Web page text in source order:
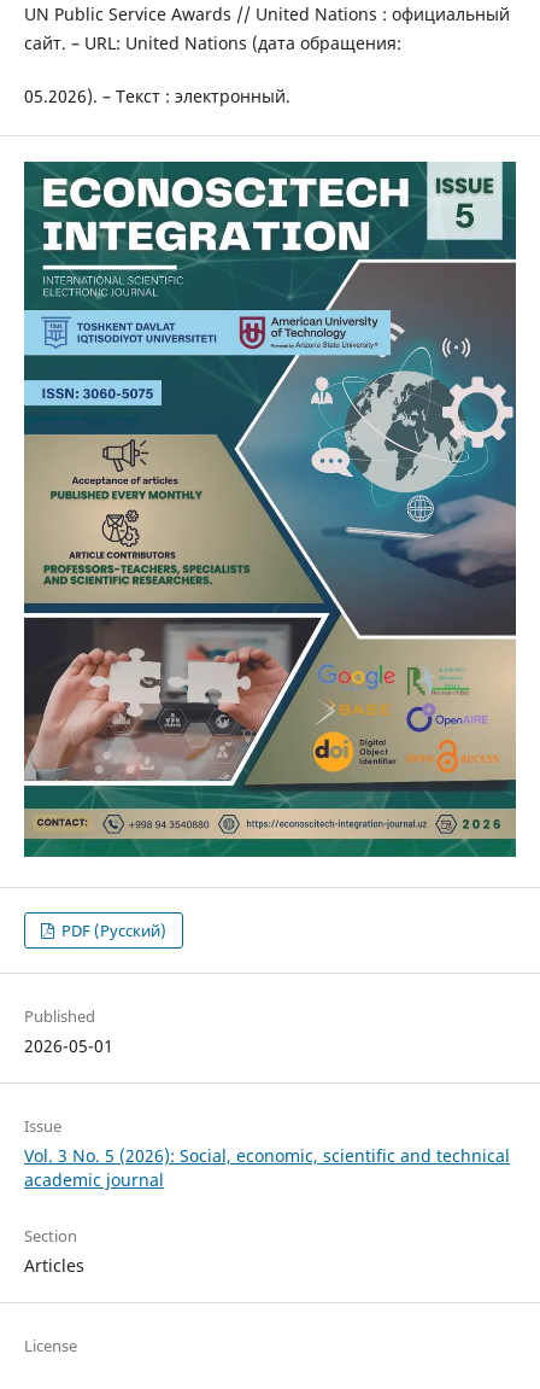
UN Public Service Awards // United Nations : официальный
сайт. – URL: United Nations (дата обращения:
05.2026). – Текст : электронный.
PDF (Русский)
Published
2026-05-01
Issue
Vol. 3 No. 5 (2026): Social, economic, scientific and technical
academic journal
Section
Articles
License